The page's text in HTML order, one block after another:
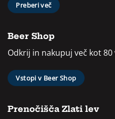
Preberi več
Beer Shop
Odkrij in nakupuj več kot
Vstopi v Beer Shop
Prenočišča Zlati lev